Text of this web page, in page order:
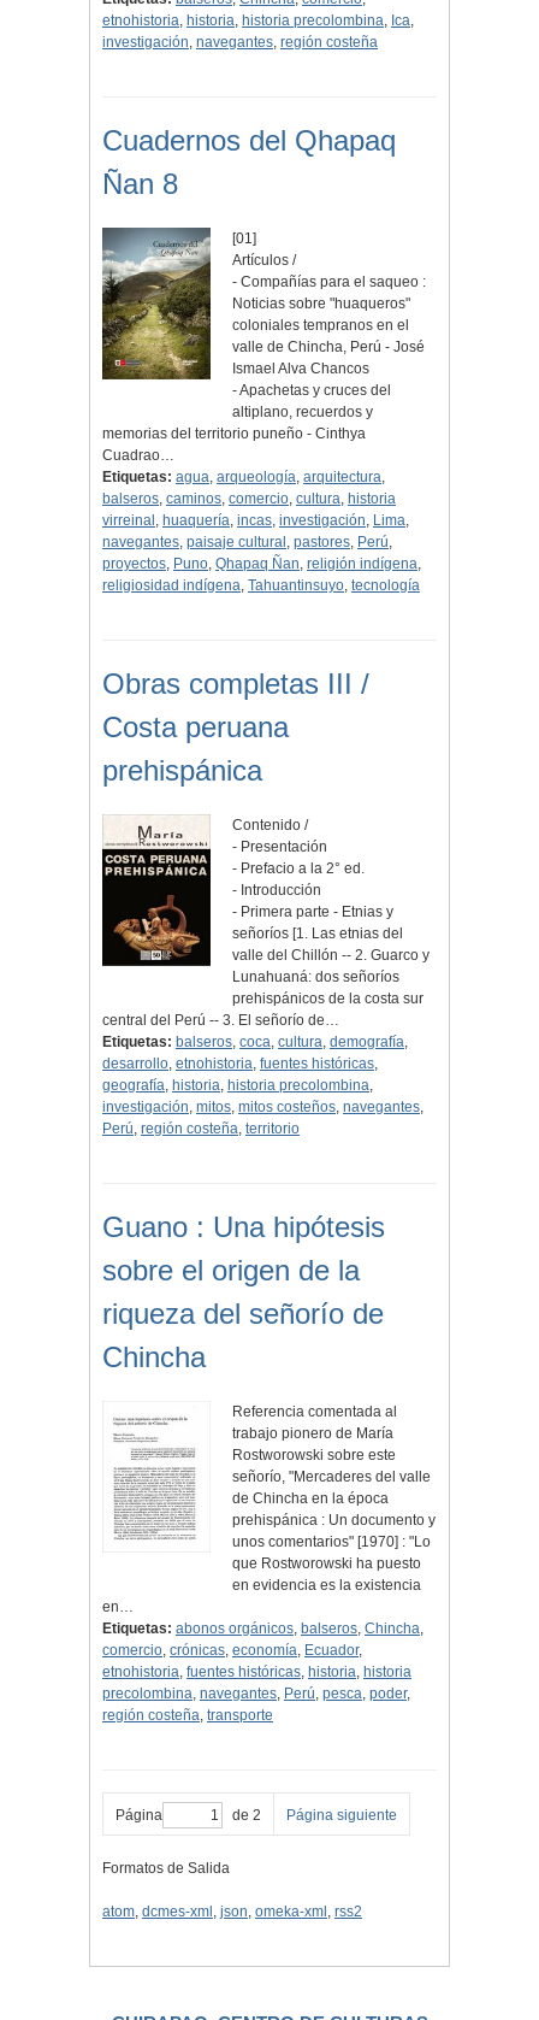
etnohistoria, historia, historia precolombina, Ica,
investigación, navegantes, región costeña
Cuadernos del Qhapaq
Ñan 8
[01]
Artículos /
- Compañías para el saqueo :
Noticias sobre "huaqueros"
coloniales tempranos en el
valle de Chincha, Perú - José
Ismael Alva Chancos
- Apachetas y cruces del
altiplano, recuerdos y
memorias del territorio puneño - Cinthya
Cuadrao…
Etiquetas: agua, arqueología, arquitectura,
balseros, caminos, comercio, cultura, historia
virreinal , huaquería, incas, investigación, Lima,
navegantes, paisaje cultural , pastores, Perú,
proyectos, Puno, Qhapaq Ñan, religión indígena,
religiosidad indígena, Tahuantinsuyo, tecnología
Obras completas III /
Costa peruana
prehispánica
Contenido /
- Presentación
- Prefacio a la 2° ed.
- Introducción
- Primera parte - Etnias y
señoríos [1. Las etnias del
valle del Chillón -- 2. Guarco y
Lunahuaná: dos señoríos
prehispánicos de la costa sur
central del Perú -- 3. El señorío de…
Etiquetas: balseros, coca, cultura, demografía,
desarrollo, etnohistoria, fuentes históricas,
geografía, historia, historia precolombina,
investigación, mitos, mitos costeños, navegantes,
Perú, región costeña, territorio
Guano : Una hipótesis
sobre el origen de la
riqueza del señorío de
Chincha
Referencia comentada al
trabajo pionero de María
Rostworowski sobre este
señorío, "Mercaderes del valle
de Chincha en la época
prehispánica : Un documento y
unos comentarios" [1970] : "Lo
que Rostworowski ha puesto
en evidencia es la existencia
en…
Etiquetas: abonos orgánicos, balseros, Chincha,
comercio, crónicas, economía, Ecuador,
etnohistoria, fuentes históricas, historia, historia
precolombina, navegantes, Perú, pesca, poder,
región costeña, transporte
Página de 2 Página siguiente
Formatos de Salida
atom, dcmes-xml , json, omeka-xml , rss2